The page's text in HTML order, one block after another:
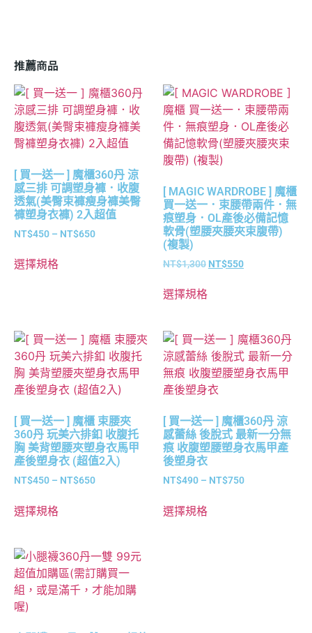
推薦商品
[ 買一送一 ] 魔櫃360丹 涼
感三排 可調塑身褲．收腹
透氣(美臀束褲瘦身褲美臀
褲塑身衣褲) 2入超值
NT$450 – NT$650
選擇規格
[ MAGIC WARDROBE ] 魔櫃
買一送一．束腰帶兩件．無
痕塑身．OL產後必備記憶
軟骨(塑腰夾腰夾束腹帶)
(複製)
NT$1,300 NT$550
選擇規格
[ 買一送一 ] 魔櫃 束腰夾
360丹 玩美六排釦 收腹托
胸 美背塑腰夾塑身衣馬甲
產後塑身衣 (超值2入)
NT$450 – NT$650
選擇規格
[ 買一送一 ] 魔櫃360丹 涼
感蕾絲 後脫式 最新一分無
痕 收腹塑腰塑身衣馬甲產
後塑身衣
NT$490 – NT$750
選擇規格